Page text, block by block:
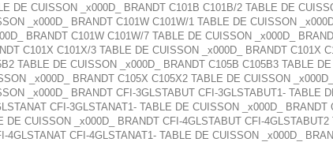
DE CUISSON _x000D_ BRANDT C101B C101B/2 TABLE DE
_x000D_ BRANDT C101W C101W/1 TABLE DE CUISSON
BRANDT C101W C101W/7 TABLE DE CUISSON _x000D_
C101X C101X/3 TABLE DE CUISSON _x000D_ BRANDT C101X
TABLE DE CUISSON _x000D_ BRANDT C105B C105B3 TABLE
_x000D_ BRANDT C105X C105X2 TABLE DE CUISSON
_x000D_ BRANDT CFI-3GLSTABUT CFI-3GLSTABUT1- TABLE
CFI-3GLSTANAT1- TABLE DE CUISSON _x000D_
DE CUISSON _x000D_ BRANDT CFI-4GLSTABUT CFI-
CFI-4GLSTANAT1- TABLE DE CUISSON _x000D_